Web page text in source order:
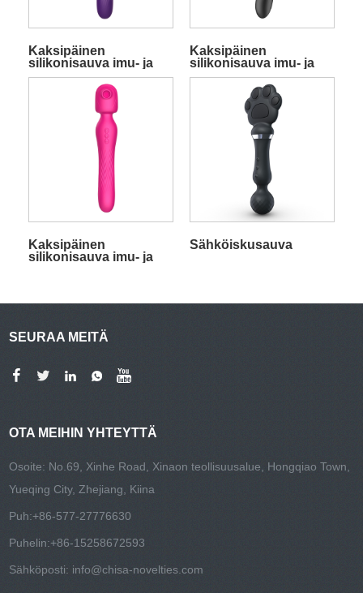
Kaksipäinen
silikonisauva imu- ja
tärinätoiminnolla,
Kaksipäinen
silikonisauva imu- ja
tärinätoiminnolla,
Kaksipäinen
silikonisauva imu- ja
Sähköiskusauva
SEURAA MEITÄ
OTA MEIHIN YHTEYTTÄ
Osoite: No.69, Xinhe Road, Xinaon teollisuusalue, Hongqiao Town,
Yueqing City, Zhejiang, Kiina
Puh:+86-577-27776630
Puhelin:+86-15258672593
Sähköposti: info@chisa-novelties.com